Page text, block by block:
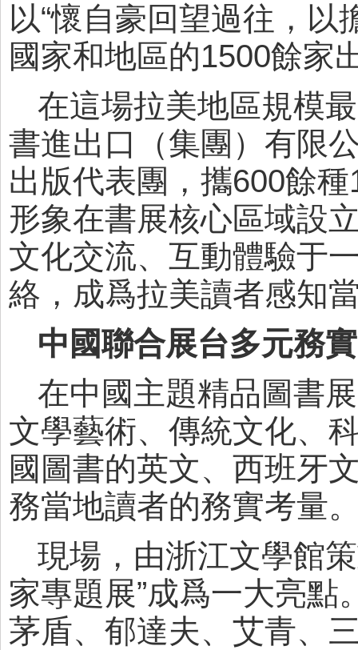
以“懷自豪回望過往，以
國家和地區的1500餘家
在這場拉美地區規模
書進出口（集團）有限
出版代表團，攜600餘
形象在書展核心區域設
文化交流、互動體驗于
絡，成爲拉美讀者感知
中國聯合展台多元務實
在中國主題精品圖書
文學藝術、傳統文化、
國圖書的英文、西班牙
務當地讀者的務實考量
現場，由浙江文學館
家專題展”成爲一大亮
茅盾、郁達夫、艾青、